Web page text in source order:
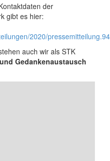
der
gibt es hier:
2020/
auch wir als STK
Gedankenaustausch